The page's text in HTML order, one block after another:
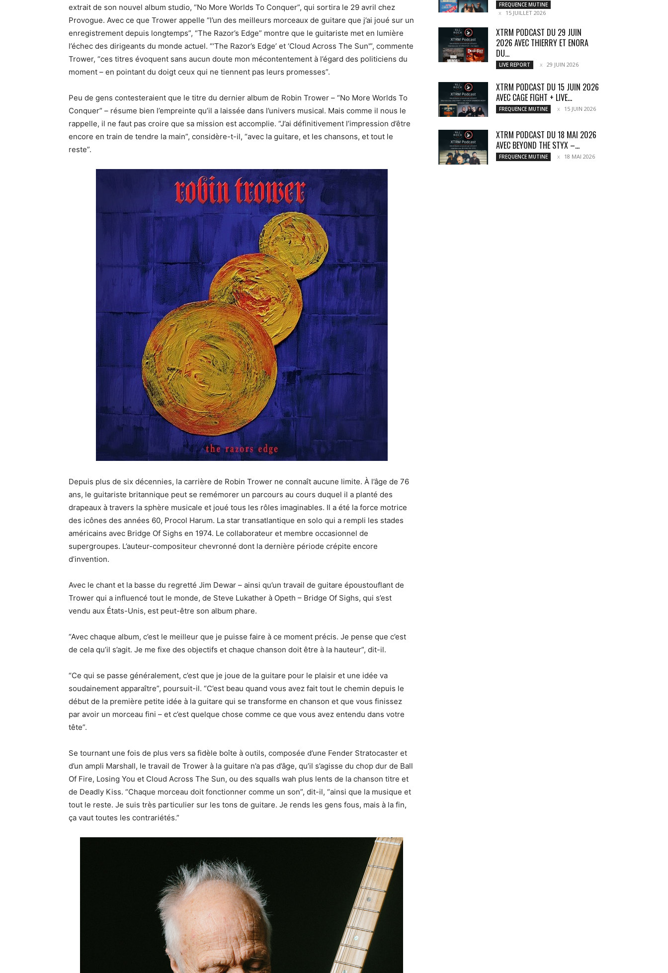
extrait de son nouvel album studio, “No More Worlds To Conquer”, qui sortira le 29 avril chez
Provogue. Avec ce que Trower appelle “l’un des meilleurs morceaux de guitare que j’ai joué sur un
enregistrement depuis longtemps”, “The Razor’s Edge” montre que le guitariste met en lumière
l’échec des dirigeants du monde actuel. “‘The Razor’s Edge’ et ‘Cloud Across The Sun'”, commente
Trower, “ces titres évoquent sans aucun doute mon mécontentement à l’égard des politiciens du
moment – en pointant du doigt ceux qui ne tiennent pas leurs promesses”.
Peu de gens contesteraient que le titre du dernier album de Robin Trower – “No More Worlds To
Conquer” – résume bien l’empreinte qu’il a laissée dans l’univers musical. Mais comme il nous le
rappelle, il ne faut pas croire que sa mission est accomplie. “J’ai définitivement l’impression d’être
encore en train de tendre la main”, considère-t-il, “avec la guitare, et les chansons, et tout le
reste”.
Depuis plus de six décennies, la carrière de Robin Trower ne connaît aucune limite. À l’âge de 76
ans, le guitariste britannique peut se remémorer un parcours au cours duquel il a planté des
drapeaux à travers la sphère musicale et joué tous les rôles imaginables. Il a été la force motrice
des icônes des années 60, Procol Harum. La star transatlantique en solo qui a rempli les stades
américains avec Bridge Of Sighs en 1974. Le collaborateur et membre occasionnel de
supergroupes. L’auteur-compositeur chevronné dont la dernière période crépite encore
d’invention.
Avec le chant et la basse du regretté Jim Dewar – ainsi qu’un travail de guitare époustouflant de
Trower qui a influencé tout le monde, de Steve Lukather à Opeth – Bridge Of Sighs, qui s’est
vendu aux États-Unis, est peut-être son album phare.
“Avec chaque album, c’est le meilleur que je puisse faire à ce moment précis. Je pense que c’est
de cela qu’il s’agit. Je me fixe des objectifs et chaque chanson doit être à la hauteur”, dit-il.
“Ce qui se passe généralement, c’est que je joue de la guitare pour le plaisir et une idée va
soudainement apparaître”, poursuit-il. “C’est beau quand vous avez fait tout le chemin depuis le
début de la première petite idée à la guitare qui se transforme en chanson et que vous finissez
par avoir un morceau fini – et c’est quelque chose comme ce que vous avez entendu dans votre
tête”.
Se tournant une fois de plus vers sa fidèle boîte à outils, composée d’une Fender Stratocaster et
d’un ampli Marshall, le travail de Trower à la guitare n’a pas d’âge, qu’il s’agisse du chop dur de Ball
Of Fire, Losing You et Cloud Across The Sun, ou des squalls wah plus lents de la chanson titre et
de Deadly Kiss. “Chaque morceau doit fonctionner comme un son”, dit-il, “ainsi que la musique et
tout le reste. Je suis très particulier sur les tons de guitare. Je rends les gens fous, mais à la fin,
ça vaut toutes les contrariétés.”
FREQUENCE MUTINE
15 JUILLET 2026
XTRM PODCAST DU 29 JUIN
2026 AVEC THIERRY ET ENORA
DU...
LIVE REPORT 29 JUIN 2026
XTRM PODCAST DU 15 JUIN 2026
AVEC CAGE FIGHT + LIVE...
FREQUENCE MUTINE 15 JUIN 2026
XTRM PODCAST DU 18 MAI 2026
AVEC BEYOND THE STYX –...
FREQUENCE MUTINE 18 MAI 2026